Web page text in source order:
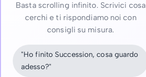
Basta scrolling infinito. Scrivici cosa
cerchi e ti rispondiamo noi con
consigli su misura.
"Ho finito Succession, cosa guardo
adesso?"